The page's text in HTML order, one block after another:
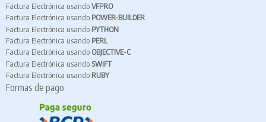
Factura Electrónica usandoVFPRO
Factura Electrónica usando POWER-BUILDER
Factura Electrónica usando PYTHON
Factura Electrónica usando PERL
Factura Electrónica usando OBJECTIVE-C
Factura Electrónica usando SWIFT
Factura Electrónica usando RUBY
Formas de pago